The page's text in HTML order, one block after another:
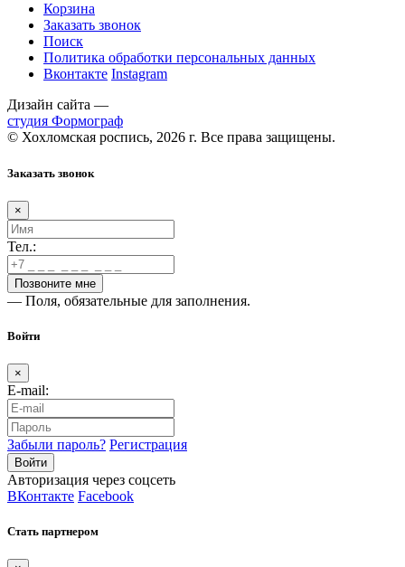
Корзина
Заказать звонок
Поиск
Политика обработки персональных данных
Вконтакте Instagram
Дизайн сайта —
студия Формограф
© Хохломская роспись, 2026 г. Все права защищены.
Заказать звонок
×
Тел.:
— Поля, обязательные для заполнения.
Войти
×
E-mail:
Забыли пароль? Регистрация
Авторизация через соцсеть
ВКонтакте Facebook
Стать партнером